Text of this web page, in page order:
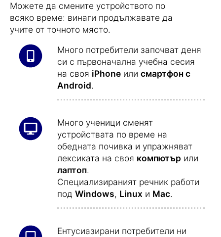
Можете да смените устройството по
всяко време: винаги продължавате да
учите от точното място.
Много потребители започват деня
си с първоначална учебна сесия
на своя iPhone или смартфон с
Android.
Много ученици сменят
устройствата по време на
обедната почивка и упражняват
лексиката на своя компютър или
лаптоп.
Специализираният речник работи
под Windows, Linux и Mac.
Ентусиазирани потребители ни